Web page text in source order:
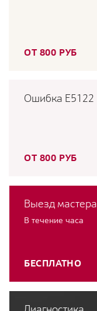
ОТ 800 РУБ
Ошибка E5122
ОТ 800 РУБ
Выезд мастера
В течение часа
БЕСПЛАТНО